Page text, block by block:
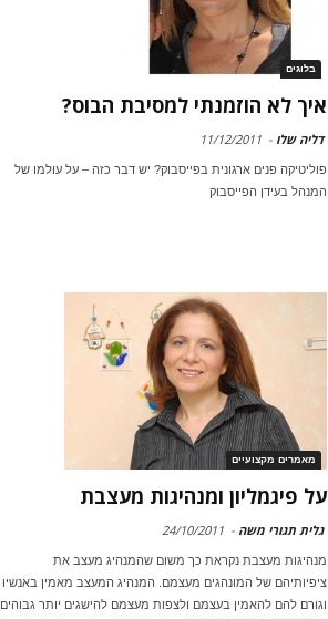
בלוגים
איך לא הוזמנתי למסיבת הבוס?
דליה שלו -
11/12/2011
פוליטיקה פנים ארגונית בפייסבוק? יש דבר כזה – על עולמו של
המנהל בעידן הפייסבוק
מאמרים מקצועיים
על פיגמליון ומנהיגות מעצבת
גלית תגורי משה -
24/10/2011
מנהיגות מעצבת נקראת כך משום שהמנהיג מעצב את
ציפיותיהם של המונהגים מעצמם. המנהיג המעצב מאמין באנשיו
וגורם להם להאמין בעצמם ולצפות מעצמם להישגים יותר גבוהים